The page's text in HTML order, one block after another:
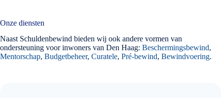
Onze diensten
Naast Schuldenbewind bieden wij ook andere vormen van
ondersteuning voor inwoners van Den Haag: Beschermingsbewind,
Mentorschap, Budgetbeheer, Curatele, Pré-bewind, Bewindvoering.